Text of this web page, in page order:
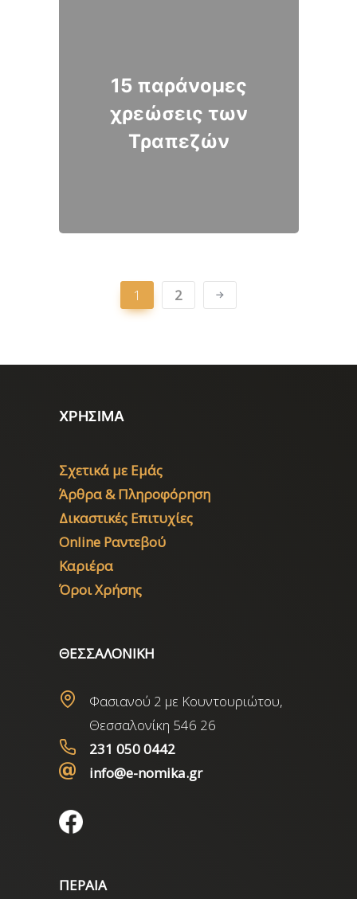
15 παράνομες
χρεώσεις των
Τραπεζών
1 2
ΧΡΗΣΙΜΑ
Σχετικά με Εμάς
Άρθρα & Πληροφόρηση
Δικαστικές Επιτυχίες
Online Ραντεβού
Καριέρα
Όροι Χρήσης
ΘΕΣΣΑΛΟΝΙΚΗ
Φασιανού 2 με Κουντουριώτου,
Θεσσαλονίκη 546 26
231 050 0442
info@e-nomika.gr
ΠΕΡΑΙΑ